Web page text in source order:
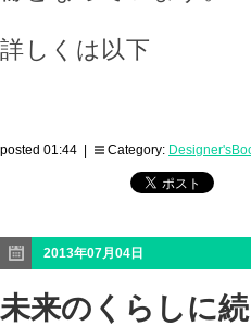
詳しくは以下
posted 01:44 | Category:
2013年07月04日
未来のくらしに